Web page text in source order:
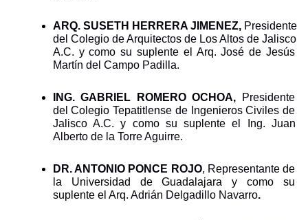
ARQ. SUSETH HERRERA JIMENEZ, Presidente
del Colegio de Arquitectos de Los Altos de Jalisco
A.C. y como su suplente el Arq. José de Jesús
Martín del Campo Padilla.
ING. GABRIEL ROMERO OCHOA,
Presidente
del Colegio Tepatitlense de Ingenieros Civiles de
Jalisco A.C. y como su suplente el Ing. Juan
Alberto de la Torre Aguirre.
DR. ANTONIO PONCE ROJO, Representante de
la Universidad de Guadalajara y como su
suplente el Arq. Adrián Delgadillo Navarro.